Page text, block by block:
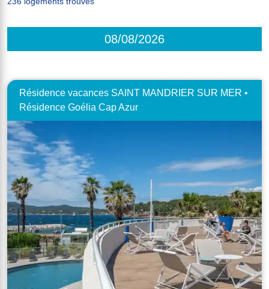
08/08/2026
Résidence vacances SAINT MANDRIER SUR MER •
Résidence Goélia Cap Azur